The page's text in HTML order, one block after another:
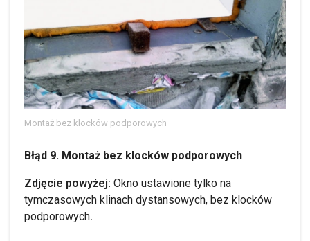
Montaż bez klocków podporowych
Błąd 9. Montaż bez klocków podporowych
Zdjęcie powyżej: Okno ustawione tylko na
tymczasowych klinach dystansowych, bez klocków
podporowych.